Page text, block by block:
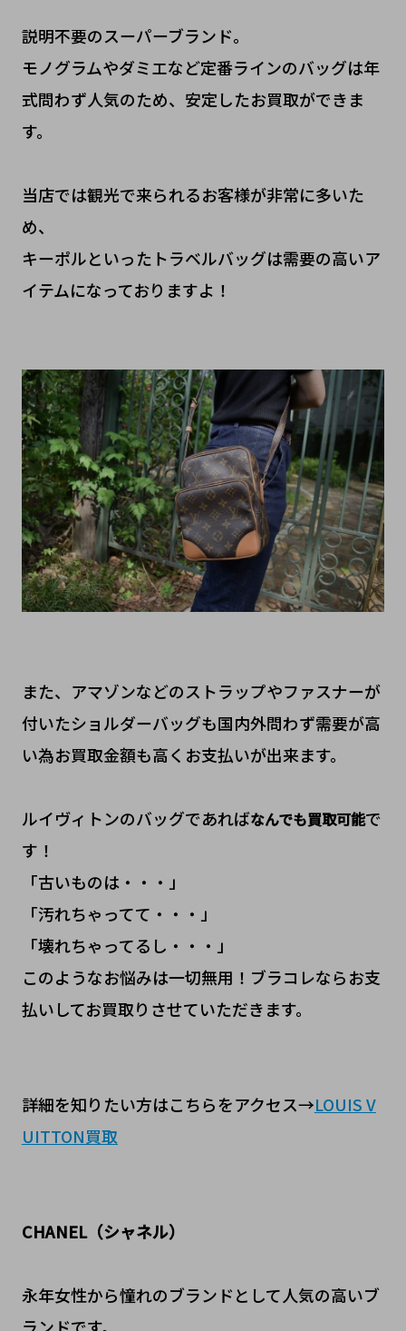
説明不要のスーパーブランド。
モノグラムやダミエなど定番ラインのバッグは年
式問わず人気のため、安定したお買取ができま
す。
当店では観光で来られるお客様が非常に多いた
め、
キーポルといったトラベルバッグは需要の高いア
イテムになっておりますよ！
また、アマゾンなどのストラップやファスナーが
付いたショルダーバッグも国内外問わず需要が高
い為お買取金額も高くお支払いが出来ます。
ルイヴィトンのバッグであればなんでも買取可能で
す！
「古いものは・・・」
「汚れちゃってて・・・」
「壊れちゃってるし・・・」
このようなお悩みは一切無用！ブラコレならお支
払いしてお買取りさせていただきます。
詳細を知りたい方はこちらをアクセス→LOUIS V
UITTON買取
CHANEL（シャネル）
永年女性から憧れのブランドとして人気の高いブ